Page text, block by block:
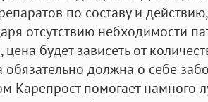
по составу и
отсутствию небходимости
цена будет зависеть от
должна о себе
Карепрост помогает намного